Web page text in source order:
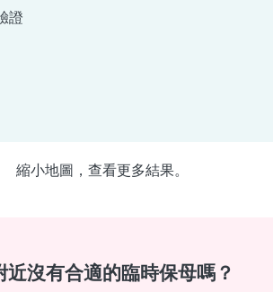
證
縮小地圖，查看更多結果。
近沒有合適的臨時保母嗎？